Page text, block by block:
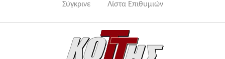
Σύγκρινε Λίστα Επιθυμιών